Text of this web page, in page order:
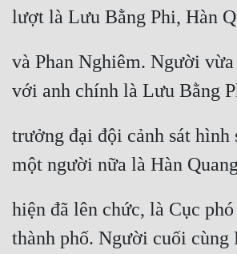
lượt là Lưu Bằng Phi, Hàn
và Phan Nghiêm. Người
với anh chính là Lưu Bằng
trưởng đại đội cảnh sát hình
một người nữa là Hàn
hiện đã lên chức, là Cục
thành phố. Người cuối cùng